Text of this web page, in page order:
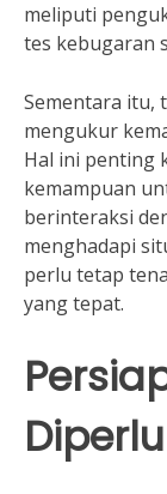
meliputi
tes kebugaran
Sementara itu,
mengukur
Hal ini penting
kemampuan
berinteraksi
menghadapi
perlu tetap
yang tepat.